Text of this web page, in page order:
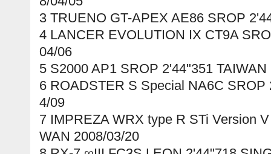
3 TRUENO GT-APEX AE86 SROP
4 LANCER EVOLUTION IX CT9A
04/06
5 S2000 AP1 SROP 2'44"351 TAIWAN
6 ROADSTER S Special NA6C SROP
4/09
7 IMPREZA WRX type R STi Version
WAN 2008/03/20